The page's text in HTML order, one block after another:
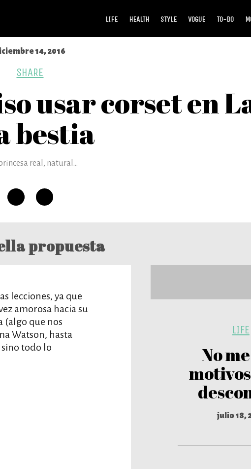
LIFE HEALTH STYLE VOGUE TO-DO
14, 2016
SHARE
usar corset en
bestia
real, natural...
propuesta
LIFE
No
julio 18,
lecciones, ya que
amorosa hacia su
(algo que nos
Watson, hasta
todo lo